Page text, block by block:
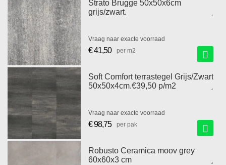
Strato Brugge 50x50x6cm
grijs/zwart.
Vraag naar exacte voorraad
€ 41,50 per m2
Soft Comfort terrastegel Grijs/Zwart
50x50x4cm.€39,50 p/m2
Vraag naar exacte voorraad
€ 98,75 per pak
Robusto Ceramica moov grey
60x60x3 cm